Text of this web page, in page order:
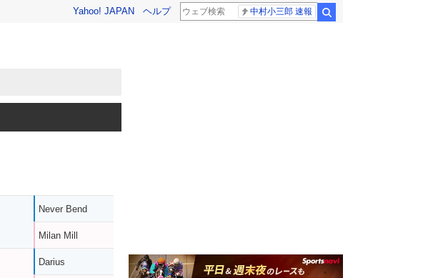
Yahoo! JAPAN ヘルプ 中村小三郎 速報
Never Bend
Milan Mill
Darius